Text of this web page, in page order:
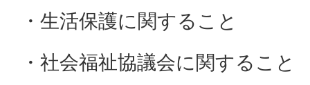
・生活保護に関すること
・社会福祉協議会に関すること